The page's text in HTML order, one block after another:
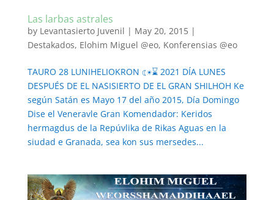
Las larbas astrales
by Levantasierto Juvenil | May 20, 2015|
Destakados, Elohim Miguel @eo, Konferensias @eo
TAURO 28 LUNIHELIOKRON ☾☀⌛ 2021 DÍA LUNES
DESPUÉS DE EL NASISIERTO DE EL GRAN SHILHOH Ke
según Satán es Mayo 17 del año 2015, Día Domingo
Dise el Veneravle Gran Komendador: Keridos
hermagdus de la Repúvlika de Rikas Aguas en la
siudad e Granada, sea kon sus mersedes...